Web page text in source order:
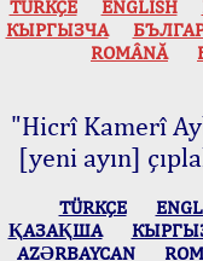
TÜRKÇE ENGLISH
КЫPГЫЗЧA
ROMÂNĂ
"Hicrî Kamerî
[yeni ayın]
TÜRKÇE
ҚАЗАҚША
AZӘRBAYCAN